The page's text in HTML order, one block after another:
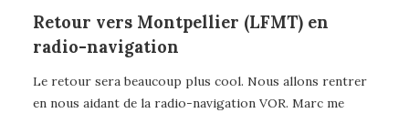
Retour vers Montpellier (LFMT) en
radio-navigation
Le retour sera beaucoup plus cool. Nous allons rentrer
en nous aidant de la radio-navigation VOR. Marc me